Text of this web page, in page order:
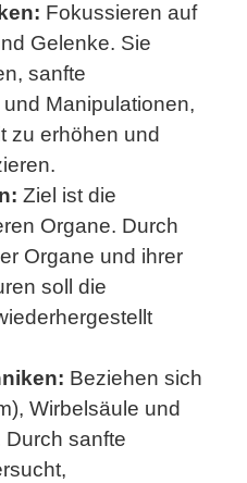
Fokussieren auf
Gelenke. Sie
sanfte
Manipulationen,
zu erhöhen und
Ziel ist die
Organe. Durch
Organe und ihrer
soll die
Beziehen sich
Wirbelsäule und
Durch sanfte